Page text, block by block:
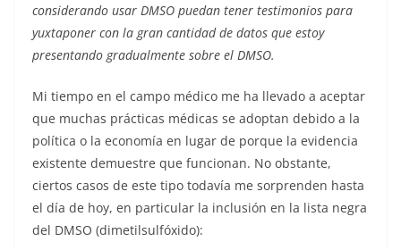
considerando usar DMSO puedan tener testimonios para
yuxtaponer con la gran cantidad de datos que estoy
presentando gradualmente sobre el DMSO.
Mi tiempo en el campo médico me ha llevado a aceptar
que muchas prácticas médicas se adoptan debido a la
política o la economía en lugar de porque la evidencia
existente demuestre que funcionan. No obstante,
ciertos casos de este tipo todavía me sorprenden hasta
el día de hoy, en particular la inclusión en la lista negra
del DMSO (dimetilsulfóxido):